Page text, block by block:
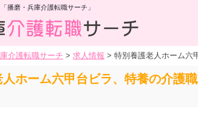
播磨・兵庫介護転職サーチ」
介護転職サーチ > 求人情報 > 特別養護老人ホーム六
ホーム六甲台ビラ、特養の介護